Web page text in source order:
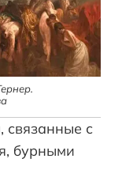
связанные с
бурными